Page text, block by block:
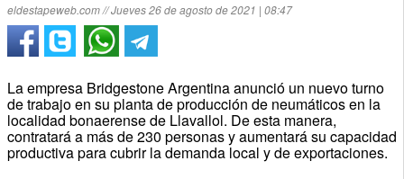
eldestapeweb.com // Jueves 26 de agosto de 2021 | 08:47
La empresa Bridgestone Argentina anunció un nuevo turno
de trabajo en su planta de producción de neumáticos en la
localidad bonaerense de Llavallol. De esta manera,
contratará a más de 230 personas y aumentará su capacidad
productiva para cubrir la demanda local y de exportaciones.